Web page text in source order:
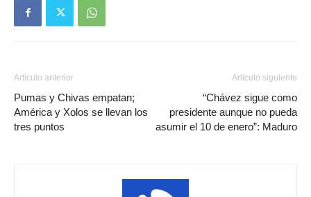
Artículo anterior
Pumas y Chivas empatan;
América y Xolos se llevan los
tres puntos
Artículo siguiente
“Chávez sigue como
presidente aunque no pueda
asumir el 10 de enero”: Maduro